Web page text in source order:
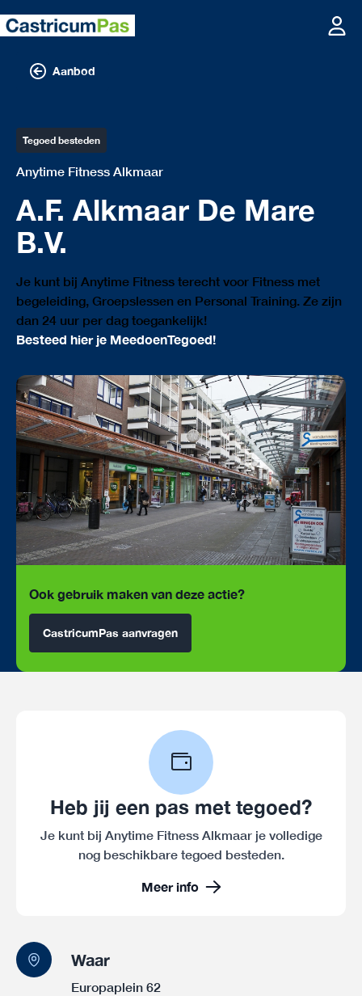
Aanbod
Tegoed besteden
Anytime Fitness Alkmaar
A.F. Alkmaar De Mare
B.V.
Je kunt bij Anytime Fitness terecht voor Fitness met
begeleiding, Groepslessen en Personal Training. Ze zijn
dan 24 uur per dag toegankelijk!
Besteed hier je MeedoenTegoed!
Ook gebruik maken van deze actie?
CastricumPas aanvragen
Heb jij een pas met tegoed?
Je kunt bij Anytime Fitness Alkmaar je volledige
nog beschikbare tegoed besteden.
Meer info
Waar
Europaplein 62